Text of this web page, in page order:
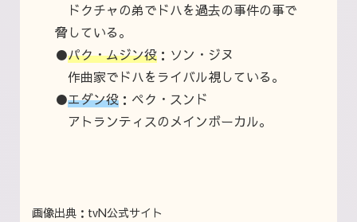
ドクチャの弟でドハを過去の事件の事で
脅している。
●パク・ムジン役 ：ソン・ジヌ
作曲家でドハをライバル視している。
●エダン役 ：ペク・スンド
アトランティスのメインボーカル。
画像出典：tvN公式サイト